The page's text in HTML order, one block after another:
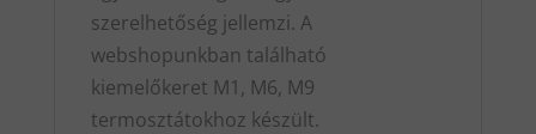
szerelhetőség jellemzi. A
webshopunkban található
kiemelőkeret M1, M6, M9
termosztátokhoz készült.